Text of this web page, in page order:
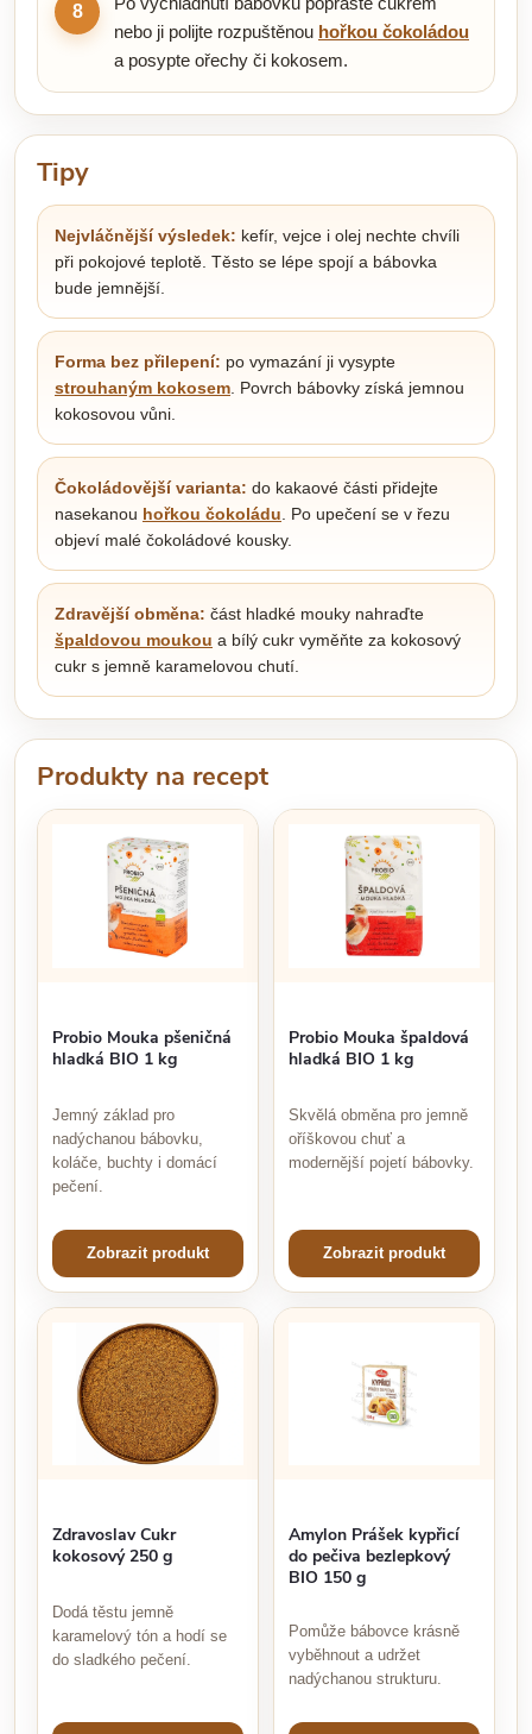
8
nebo ji polijte rozpuštěnou hořkou čokoládou
a posypte ořechy či kokosem.
Tipy
Nejvláčnější výsledek: kefír, vejce i olej nechte chvíli
při pokojové teplotě. Těsto se lépe spojí a bábovka
bude jemnější.
Forma bez přilepení: po vymazání ji vysypte
strouhaným kokosem . Povrch bábovky získá jemnou
kokosovou vůni.
Čokoládovější varianta: do kakaové části přidejte
nasekanou hořkou čokoládu . Po upečení se v řezu
objeví malé čokoládové kousky.
Zdravější obměna: část hladké mouky nahraďte
špaldovou moukou a bílý cukr vyměňte za kokosový
cukr s jemně karamelovou chutí.
Produkty na recept
Probio Mouka pšeničná
hladká BIO 1 kg
Jemný základ pro
nadýchanou bábovku,
koláče, buchty i domácí
pečení.
Zobrazit produkt
Probio Mouka špaldová
hladká BIO 1 kg
Skvělá obměna pro jemně
oříškovou chuť a
modernější pojetí bábovky.
Zobrazit produkt
Zdravoslav Cukr
kokosový 250 g
Dodá těstu jemně
karamelový tón a hodí se
do sladkého pečení.
Amylon Prášek kypřicí
do pečiva bezlepkový
BIO 150 g
Pomůže bábovce krásně
vyběhnout a udržet
nadýchanou strukturu.